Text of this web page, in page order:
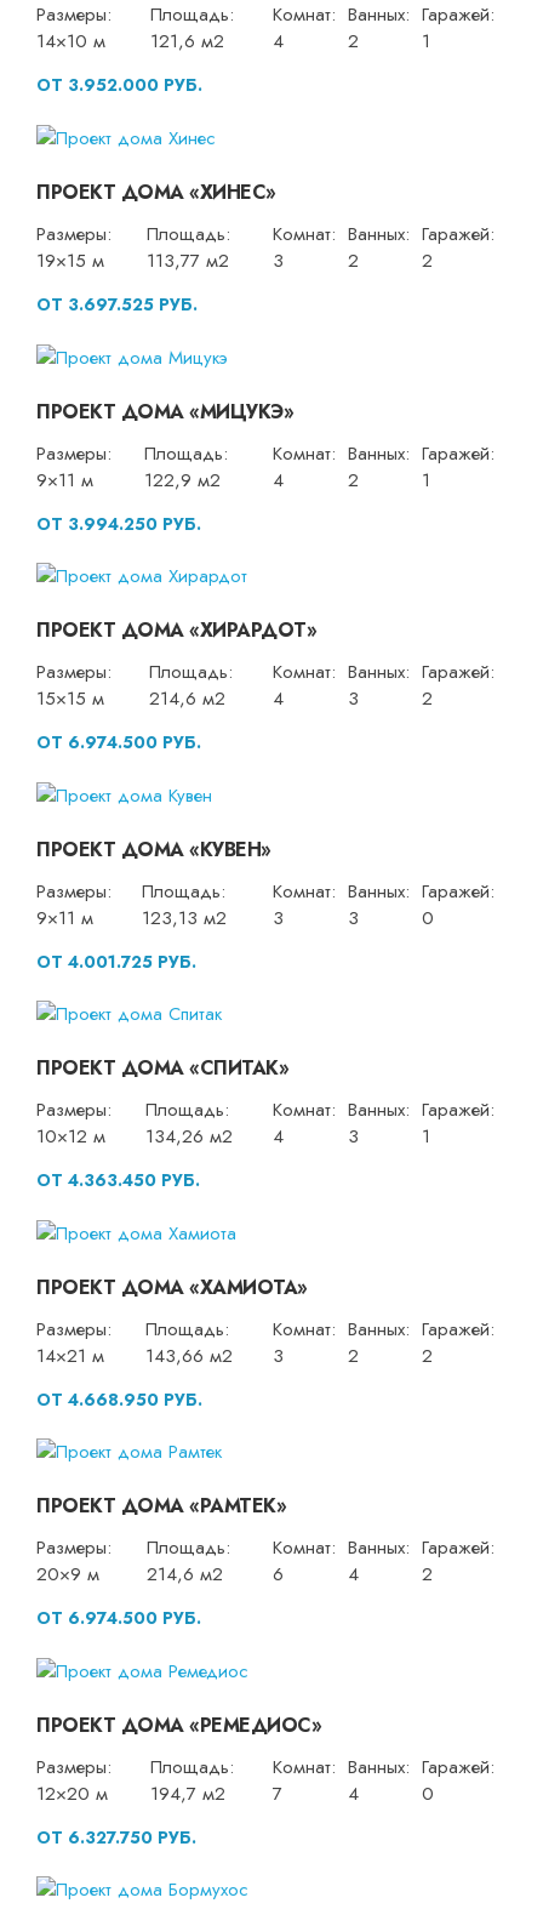
Размеры:
14×10 м
Площадь:
121,6 м2
Комнат:
4
Ванных:
2
Гаражей:
1
ОТ 3.952.000 РУБ.
ПРОЕКТ ДОМА «ХИНЕС»
Размеры:
19×15 м
Площадь:
113,77 м2
Комнат:
3
Ванных:
2
Гаражей:
2
ОТ 3.697.525 РУБ.
ПРОЕКТ ДОМА «МИЦУКЭ»
Размеры:
9×11 м
Площадь:
122,9 м2
Комнат:
4
Ванных:
2
Гаражей:
1
ОТ 3.994.250 РУБ.
ПРОЕКТ ДОМА «ХИРАРДОТ»
Размеры:
15×15 м
Площадь:
214,6 м2
Комнат:
4
Ванных:
3
Гаражей:
2
ОТ 6.974.500 РУБ.
ПРОЕКТ ДОМА «КУВЕН»
Размеры:
9×11 м
Площадь:
123,13 м2
Комнат:
3
Ванных:
3
Гаражей:
0
ОТ 4.001.725 РУБ.
ПРОЕКТ ДОМА «СПИТАК»
Размеры:
10×12 м
Площадь:
134,26 м2
Комнат:
4
Ванных:
3
Гаражей:
1
ОТ 4.363.450 РУБ.
ПРОЕКТ ДОМА «ХАМИОТА»
Размеры:
14×21 м
Площадь:
143,66 м2
Комнат:
3
Ванных:
2
Гаражей:
2
ОТ 4.668.950 РУБ.
ПРОЕКТ ДОМА «РАМТЕК»
Размеры:
20×9 м
Площадь:
214,6 м2
Комнат:
6
Ванных:
4
Гаражей:
2
ОТ 6.974.500 РУБ.
ПРОЕКТ ДОМА «РЕМЕДИОС»
Размеры:
12×20 м
Площадь:
194,7 м2
Комнат:
7
Ванных:
4
Гаражей:
0
ОТ 6.327.750 РУБ.